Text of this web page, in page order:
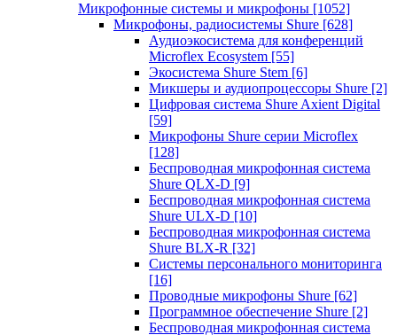
Микрофонные системы и микрофоны [1052]
Микрофоны, радиосистемы Shure [628]
Аудиоэкосистема для конференций
Microflex Ecosystem [55]
Экосистема Shure Stem [6]
Микшеры и аудиопроцессоры Shure [2]
Цифровая система Shure Axient Digital
[59]
Микрофоны Shure серии Microflex
[128]
Беспроводная микрофонная система
Shure QLX-D [9]
Беспроводная микрофонная система
Shure ULX-D [10]
Беспроводная микрофонная система
Shure BLX-R [32]
Системы персонального мониторинга
[16]
Проводные микрофоны Shure [62]
Программное обеспечение Shure [2]
Беспроводная микрофонная система